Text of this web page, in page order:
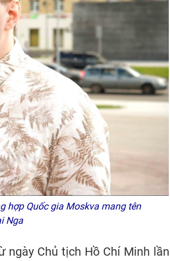
hợp Quốc gia Moskva mang tên
Nga
ngày Chủ tịch Hồ Chí Minh lần